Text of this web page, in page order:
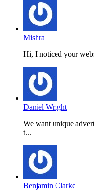
Mishra
Hi, I noticed your
Daniel Wright
We want unique
t...
Benjamin Clarke